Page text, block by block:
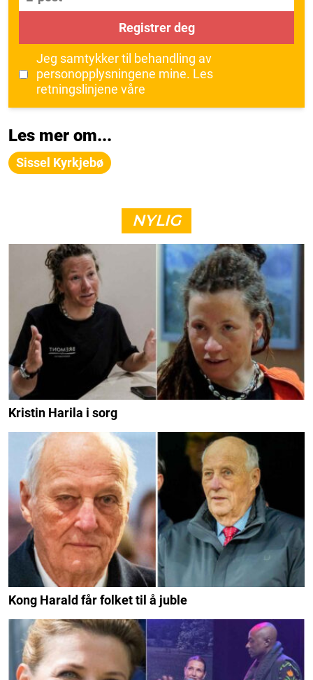
Registrer deg
Jeg samtykker til behandling av
personopplysningene mine. Les
retningslinjene våre
Les mer om...
Sissel Kyrkjebø
NYLIG
Kristin Harila i sorg
Kong Harald får folket til å juble